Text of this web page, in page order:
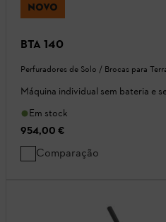
NOVO
BTA 140
Perfuradores de Solo / Brocas para
Máquina individual sem bateria e
Em stock
954,00 €
Comparação